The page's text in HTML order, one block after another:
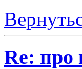
Re: про